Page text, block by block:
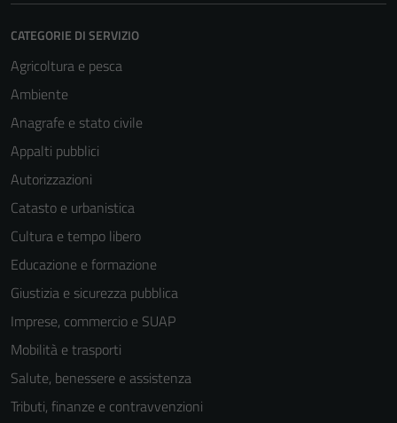
CATEGORIE DI SERVIZIO
Agricoltura e pesca
Ambiente
Anagrafe e stato civile
Appalti pubblici
Autorizzazioni
Catasto e urbanistica
Cultura e tempo libero
Educazione e formazione
Giustizia e sicurezza pubblica
Imprese, commercio e SUAP
Mobilità e trasporti
Salute, benessere e assistenza
Tributi, finanze e contravvenzioni